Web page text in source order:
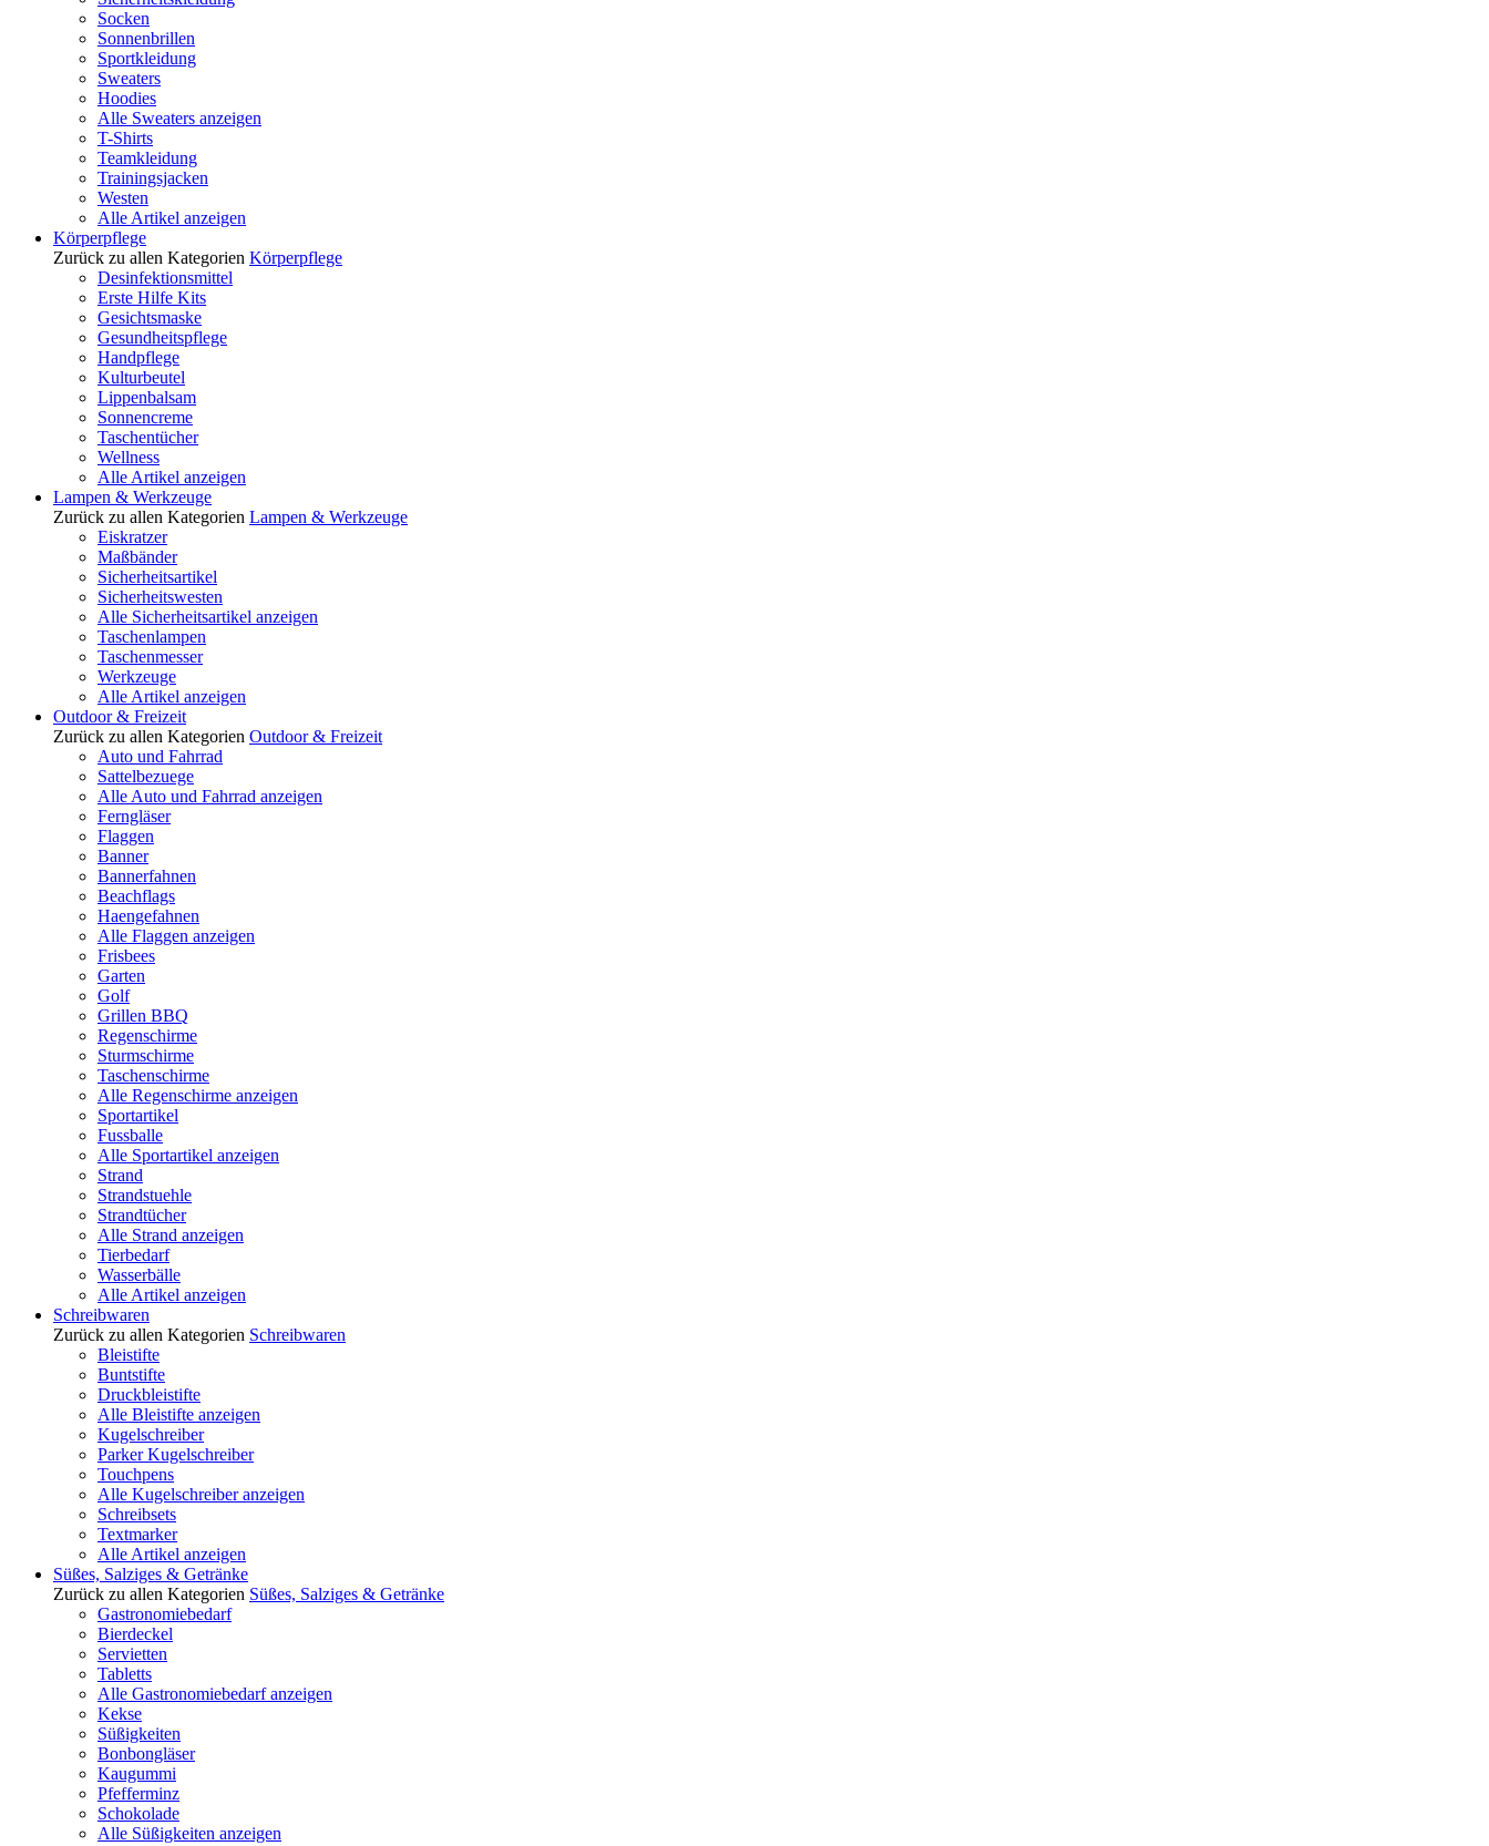
Socken
Sonnenbrillen
Sportkleidung
Sweaters
Hoodies
Alle Sweaters anzeigen
T-Shirts
Teamkleidung
Trainingsjacken
Westen
Alle Artikel anzeigen
Körperpflege
Zurück zu allen Kategorien Körperpflege
Desinfektionsmittel
Erste Hilfe Kits
Gesichtsmaske
Gesundheitspflege
Handpflege
Kulturbeutel
Lippenbalsam
Sonnencreme
Taschentücher
Wellness
Alle Artikel anzeigen
Lampen & Werkzeuge
Zurück zu allen Kategorien Lampen & Werkzeuge
Eiskratzer
Maßbänder
Sicherheitsartikel
Sicherheitswesten
Alle Sicherheitsartikel anzeigen
Taschenlampen
Taschenmesser
Werkzeuge
Alle Artikel anzeigen
Outdoor & Freizeit
Zurück zu allen Kategorien Outdoor & Freizeit
Auto und Fahrrad
Sattelbezuege
Alle Auto und Fahrrad anzeigen
Ferngläser
Flaggen
Banner
Bannerfahnen
Beachflags
Haengefahnen
Alle Flaggen anzeigen
Frisbees
Garten
Golf
Grillen BBQ
Regenschirme
Sturmschirme
Taschenschirme
Alle Regenschirme anzeigen
Sportartikel
Fussballe
Alle Sportartikel anzeigen
Strand
Strandstuehle
Strandtücher
Alle Strand anzeigen
Tierbedarf
Wasserbälle
Alle Artikel anzeigen
Schreibwaren
Zurück zu allen Kategorien Schreibwaren
Bleistifte
Buntstifte
Druckbleistifte
Alle Bleistifte anzeigen
Kugelschreiber
Parker Kugelschreiber
Touchpens
Alle Kugelschreiber anzeigen
Schreibsets
Textmarker
Alle Artikel anzeigen
Süßes, Salziges & Getränke
Zurück zu allen Kategorien Süßes, Salziges & Getränke
Gastronomiebedarf
Bierdeckel
Servietten
Tabletts
Alle Gastronomiebedarf anzeigen
Kekse
Süßigkeiten
Bonbongläser
Kaugummi
Pfefferminz
Schokolade
Alle Süßigkeiten anzeigen